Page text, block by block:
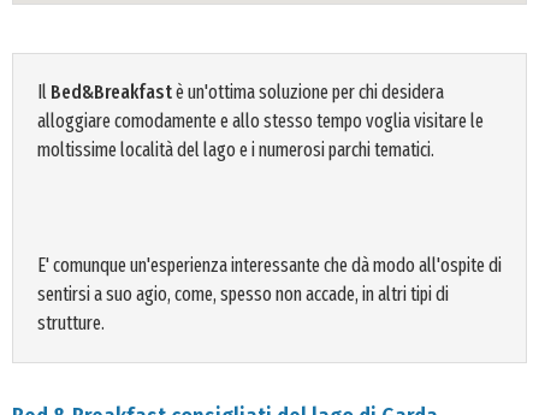
Il Bed&Breakfastè un'ottima soluzione per chi desidera
alloggiare comodamente e allo stesso tempo voglia visitare le
moltissime località del lago e i numerosi parchi tematici.
E' comunque un'esperienza interessante che dà modo all'ospite di
sentirsi a suo agio, come, spesso non accade, in altri tipi di
strutture.